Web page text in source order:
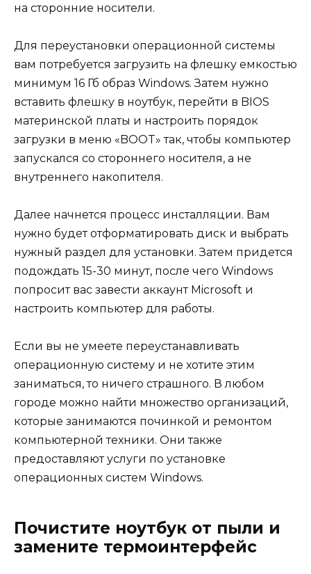
на сторонние носители.
Для переустановки операционной системы
вам потребуется загрузить на флешку емкостью
минимум 16 Гб образ Windows. Затем нужно
вставить флешку в ноутбук, перейти в BIOS
материнской платы и настроить порядок
загрузки в меню «BOOT» так, чтобы компьютер
запускался со стороннего носителя, а не
внутреннего накопителя.
Далее начнется процесс инсталляции. Вам
нужно будет отформатировать диск и выбрать
нужный раздел для установки. Затем придется
подождать 15-30 минут, после чего Windows
попросит вас завести аккаунт Microsoft и
настроить компьютер для работы.
Если вы не умеете переустанавливать
операционную систему и не хотите этим
заниматься, то ничего страшного. В любом
городе можно найти множество организаций,
которые занимаются починкой и ремонтом
компьютерной техники. Они также
предоставляют услуги по установке
операционных систем Windows.
Почистите ноутбук от пыли и
замените термоинтерфейс